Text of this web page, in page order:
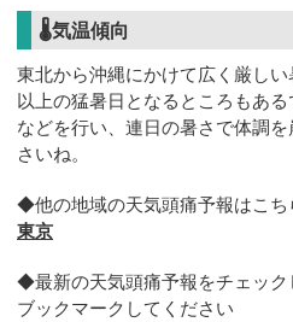
🌡気温傾向
東北から沖縄にかけて広く厳し
以上の猛暑日となるところもあ
などを行い、連日の暑さで体調
さいね。
◆他の地域の天気頭痛予報はこち
東京
◆最新の天気頭痛予報をチェック
ブックマークしてください